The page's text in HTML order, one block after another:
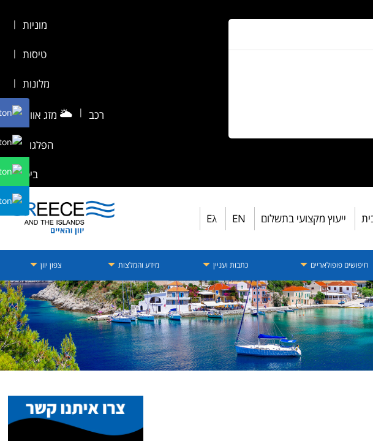
מוניות |
טיסות |
מלונות |
רכב |
🌥️ מזג אוויר |
הפלגות |
ביטוח
ייעוץ מקצועי בתשלום EN
Eλ
חיפושים פופולאריים כתבות ועניין מידע והמלצות צפון יוון